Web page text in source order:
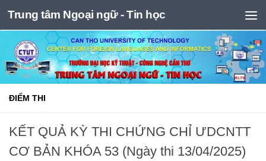
Skip to content
Trung tâm Ngoại ngữ - Tin học
ĐIỂM THI
KẾT QUẢ KỲ THI CHỨNG CHỈ ƯDCNTT
CƠ BẢN KHÓA 53 (Ngày thi 13/04/2025)